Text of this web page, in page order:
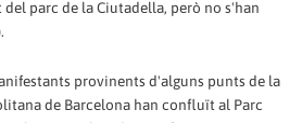
del parc de la Ciutadella, però no s'han
provinents d'alguns punts de la
de Barcelona han confluït al Parc